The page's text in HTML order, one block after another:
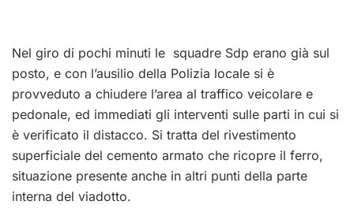
Nel giro di pochi minuti le squadre Sdp erano già sul
posto, e con l’ausilio della Polizia locale si è
provveduto a chiudere l’area al traffico veicolare e
pedonale, ed immediati gli interventi sulle parti in cui si
è verificato il distacco. Si tratta del rivestimento
superficiale del cemento armato che ricopre il ferro,
situazione presente anche in altri punti della parte
interna del viadotto.